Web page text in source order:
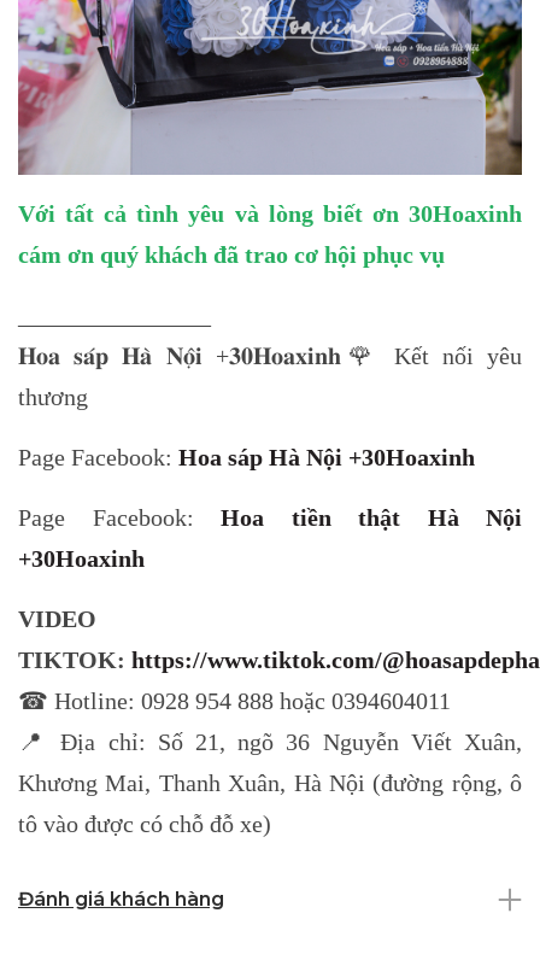
Với tất cả tình yêu và lòng biết ơn 30Hoaxinh
cám ơn quý khách đã trao cơ hội phục vụ
𝐇𝐨𝐚 𝐬𝐚́𝐩 𝐇𝐚̀ 𝐍𝐨̣̂𝐢 +𝟑𝟎𝐇𝐨𝐚𝐱𝐢𝐧𝐡🌹 Kết nối yêu
thương
Page Facebook: Hoa sáp Hà Nội +30Hoaxinh
Page Facebook: Hoa tiền thật Hà Nội
+30Hoaxinh
VIDEO
TIKTOK: https://www.tiktok.com/
☎ Hotline: 0928 954 888 hoặc 0394604011
📍 Địa chỉ: Số 21, ngõ 36 Nguyễn Viết Xuân,
Khương Mai, Thanh Xuân, Hà Nội (đường rộng, ô
tô vào được có chỗ đỗ xe)
Đánh giá khách hàng